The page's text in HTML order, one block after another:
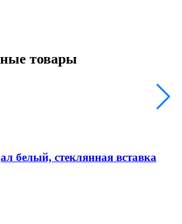
товары
белый, стеклянная вставка